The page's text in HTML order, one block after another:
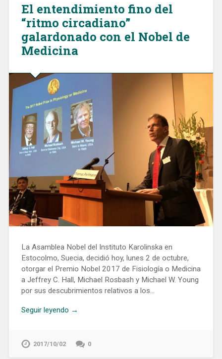
El entendimiento fino del
“ritmo circadiano”
galardonado con el Nobel de
Medicina
La Asamblea Nobel del Instituto Karolinska en
Estocolmo, Suecia, decidió hoy, lunes 2 de octubre,
otorgar el Premio Nobel 2017 de Fisiología o Medicina
a Jeffrey C. Hall, Michael Rosbash y Michael W. Young
por sus descubrimientos relativos a los…
Seguir leyendo →
2017/10/02 0